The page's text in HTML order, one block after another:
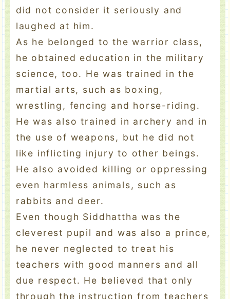
did not consider it seriously and
laughed at him.
As he belonged to the warrior class,
he obtained education in the military
science, too. He was trained in the
martial arts, such as boxing,
wrestling, fencing and horse-riding.
He was also trained in archery and in
the use of weapons, but he did not
like inflicting injury to other beings.
He also avoided killing or oppressing
even harmless animals, such as
rabbits and deer.
Even though Siddhattha was the
cleverest pupil and was also a prince,
he never neglected to treat his
teachers with good manners and all
due respect. He believed that only
through the instruction from teachers